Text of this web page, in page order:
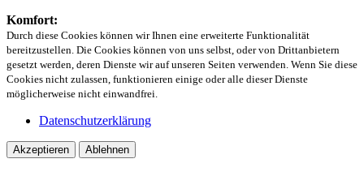
Komfort:
Durch diese Cookies können wir Ihnen eine erweiterte Funktionalität
bereitzustellen. Die Cookies können von uns selbst, oder von Drittanbietern
gesetzt werden, deren Dienste wir auf unseren Seiten verwenden. Wenn Sie diese
Cookies nicht zulassen, funktionieren einige oder alle dieser Dienste
möglicherweise nicht einwandfrei.
Datenschutzerklärung
Akzeptieren Ablehnen